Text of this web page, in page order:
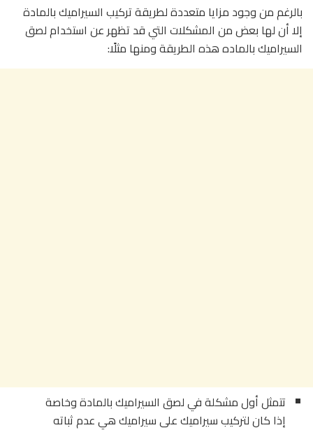
بالرغم من وجود مزايا متعددة لطريقة تركيب السيراميك بالمادة
إلا أن لها بعض من المشكلات التي قد تظهر عن استخدام لصق
السيراميك بالماده هذه الطريقة ومنها مثلًا:
تتمثل أول مشكلة في لصق السيراميك بالمادة وخاصة
إذا كان لتركيب سيراميك على سيراميك هي عدم ثباته